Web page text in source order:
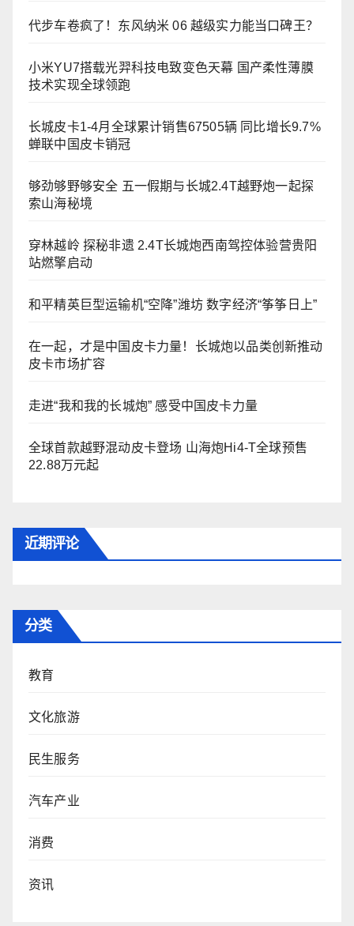
代步车卷疯了！东风纳米 06 越级实力能当口碑王？
小米YU7搭载光羿科技电致变色天幕 国产柔性薄膜
技术实现全球领跑
长城皮卡1-4月全球累计销售67505辆 同比增长9.7%
蝉联中国皮卡销冠
够劲够野够安全 五一假期与长城2.4T越野炮一起探
索山海秘境
穿林越岭 探秘非遗 2.4T长城炮西南驾控体验营贵阳
站燃擎启动
和平精英巨型运输机“空降”潍坊 数字经济“筝筝日上”
在一起，才是中国皮卡力量！长城炮以品类创新推动
皮卡市场扩容
走进“我和我的长城炮” 感受中国皮卡力量
全球首款越野混动皮卡登场 山海炮Hi4-T全球预售
22.88万元起
近期评论
分类
教育
文化旅游
民生服务
汽车产业
消费
资讯